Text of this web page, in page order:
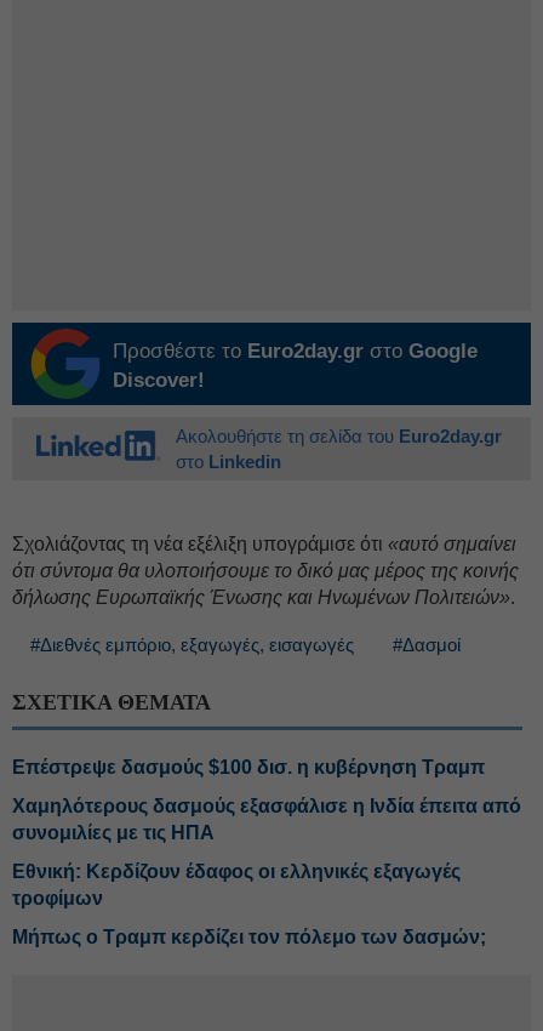
Προσθέστε το Euro2day.gr στο Google
Discover!
Ακολουθήστε τη σελίδα του Euro2day.gr
στο Linkedin
Σχολιάζοντας τη νέα εξέλιξη υπογράμισε ότι «αυτό σημαίνει
ότι σύντομα θα υλοποιήσουμε το δικό μας μέρος της κοινής
δήλωσης Ευρωπαϊκής Ένωσης και Ηνωμένων Πολιτειών».
#Διεθνές εμπόριο, εξαγωγές, εισαγωγές #Δασμοί
ΣΧΕΤΙΚΑ ΘΕΜΑΤΑ
Επέστρεψε δασμούς $100 δισ. η κυβέρνηση Τραμπ
Χαμηλότερους δασμούς εξασφάλισε η Ινδία έπειτα από
συνομιλίες με τις ΗΠΑ
Εθνική: Κερδίζουν έδαφος οι ελληνικές εξαγωγές
τροφίμων
Μήπως ο Τραμπ κερδίζει τον πόλεμο των δασμών;